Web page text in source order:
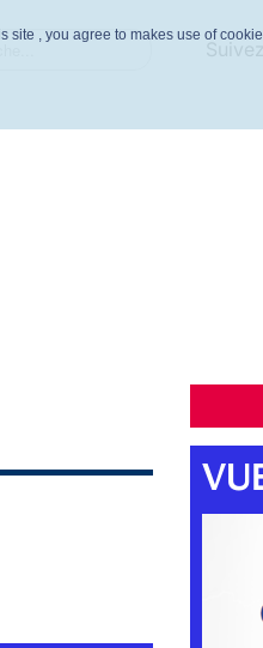
site , you agree to makes use of